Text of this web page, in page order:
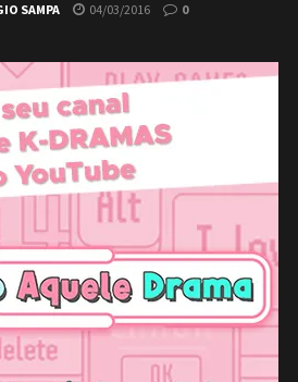
SAMPA 04/03/2016 0